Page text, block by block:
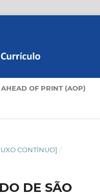
AHEAD OF PRINT (AOP)
CONTÍNUO] /
DE SÃO